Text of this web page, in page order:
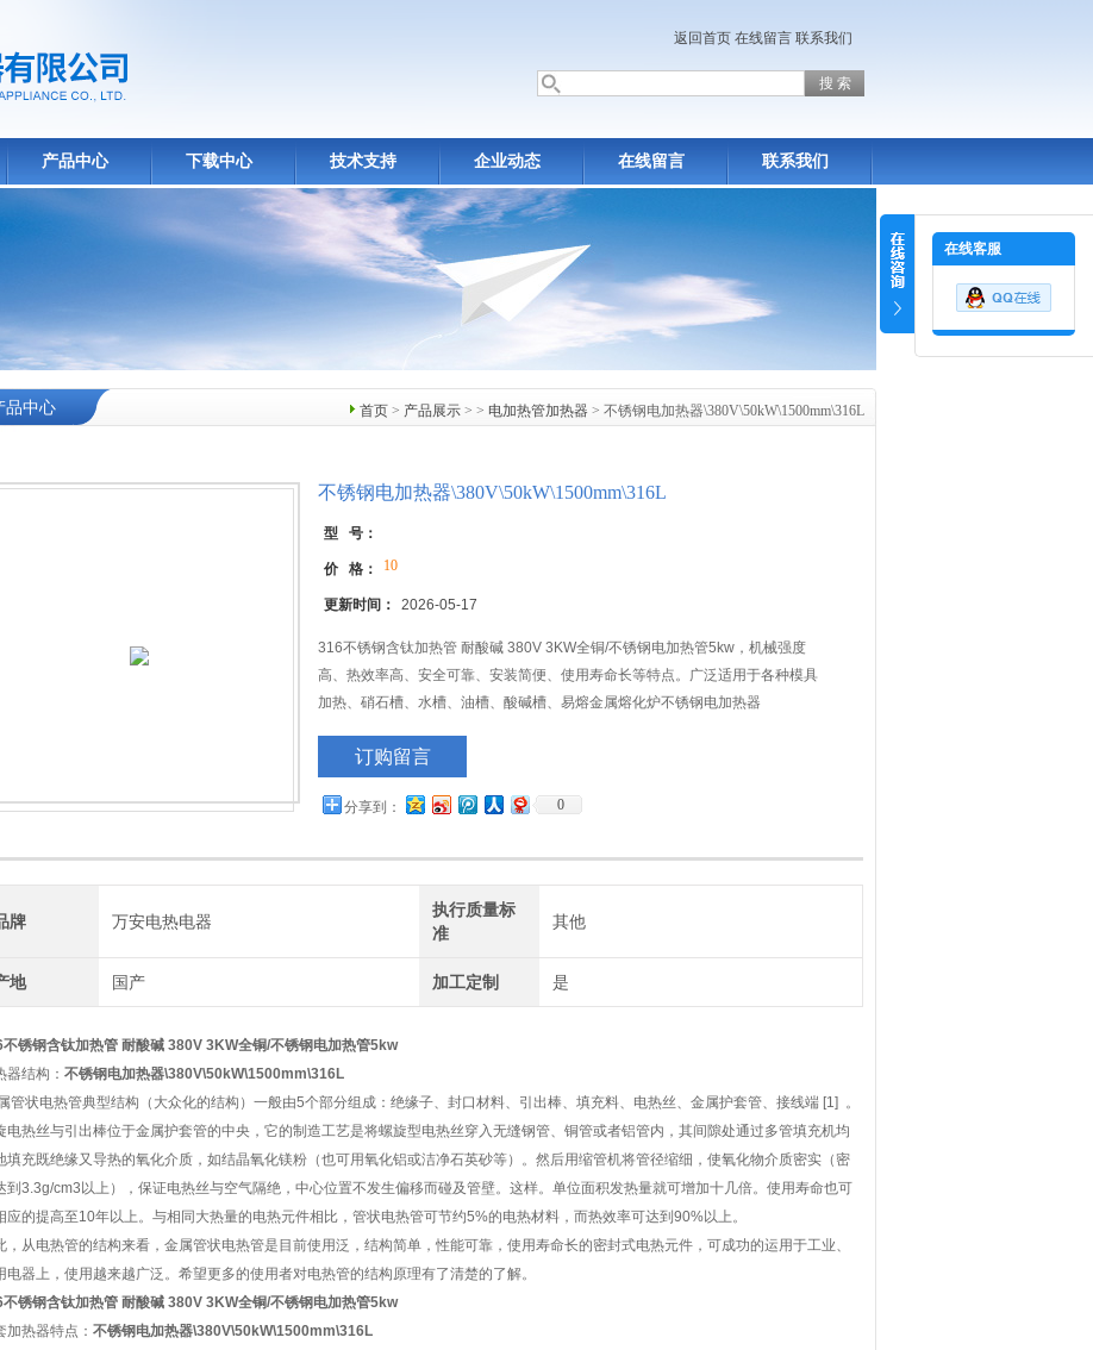
返回首页 在线留言 联系我们
产品中心 下载中心 技术支持 企业动态 在线留言 联系我们
首页 > 产品展示 > > 电加热管加热器 > 不锈钢电加热器\380V\50kW\1500mm\316L
品中心
不锈钢电加热器\380V\50kW\1500mm\316L
型 号：
价 格： 10
更新时间： 2026-05-17
316不锈钢含钛加热管 耐酸碱 380V 3KW全铜/不锈钢电加热管5kw，机械强度
高、热效率高、安全可靠、安装简便、使用寿命长等特点。广泛适用于各种模具
加热、硝石槽、水槽、油槽、酸碱槽、易熔金属熔化炉不锈钢电加热器
订购留言
分享到： 0
牌 万安电热电器
执行质量标
准
其他
地 国产 加工定制 是
锈钢含钛加热管 耐酸碱 380V 3KW全铜/不锈钢电加热管5kw
器结构： 不锈钢电加热器\380V\50kW\1500mm\316L
管状电热管典型结构（大众化的结构）一般由5个部分组成：绝缘子、封口材料、引出棒、填充料、电热丝、金属护套管、接线端 [1] 。
电热丝与引出棒位于金属护套管的中央，它的制造工艺是将螺旋型电热丝穿入无缝钢管、铜管或者铝管内，其间隙处通过多管填充机均
填充既绝缘又导热的氧化介质，如结晶氧化镁粉（也可用氧化铝或洁净石英砂等）。然后用缩管机将管径缩细，使氧化物介质密实（密
到3.3g/cm3以上），保证电热丝与空气隔绝，中心位置不发生偏移而碰及管壁。这样。单位面积发热量就可增加十几倍。使用寿命也可
应的提高至10年以上。与相同大热量的电热元件相比，管状电热管可节约5%的电热材料，而热效率可达到90%以上。
，从电热管的结构来看，金属管状电热管是目前使用泛，结构简单，性能可靠，使用寿命长的密封式电热元件，可成功的运用于工业、
电器上，使用越来越广泛。希望更多的使用者对电热管的结构原理有了清楚的了解。
锈钢含钛加热管 耐酸碱 380V 3KW全铜/不锈钢电加热管5kw
加热器特点： 不锈钢电加热器\380V\50kW\1500mm\316L
在线客服